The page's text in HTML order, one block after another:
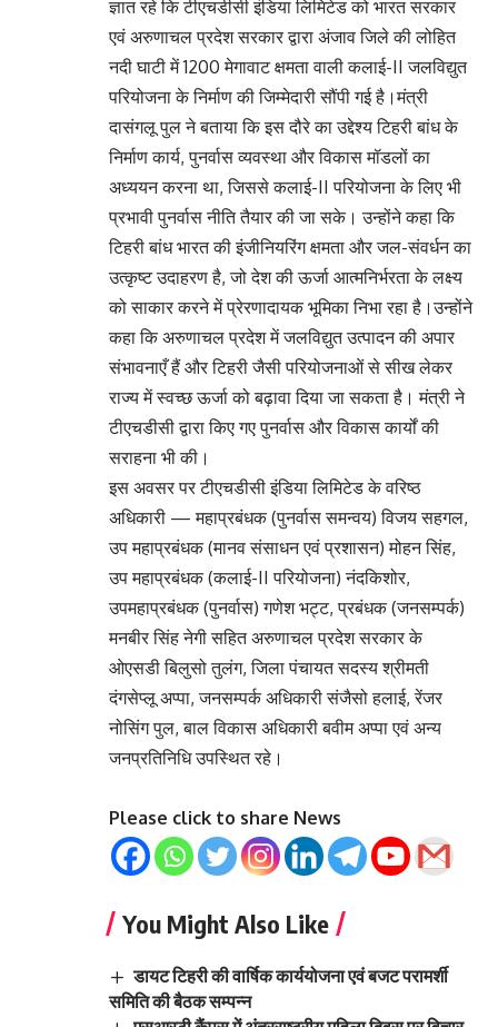
ज्ञात रहे कि टीएचडीसी इंडिया लिमिटेड को भारत सरकार
एवं अरुणाचल प्रदेश सरकार द्वारा अंजाव जिले की लोहित
नदी घाटी में 1200 मेगावाट क्षमता वाली कलाई-II जलविद्युत
परियोजना के निर्माण की जिम्मेदारी सौंपी गई है।मंत्री
दासंगलू पुल ने बताया कि इस दौरे का उद्देश्य टिहरी बांध के
निर्माण कार्य, पुनर्वास व्यवस्था और विकास मॉडलों का
अध्ययन करना था, जिससे कलाई-II परियोजना के लिए भी
प्रभावी पुनर्वास नीति तैयार की जा सके। उन्होंने कहा कि
टिहरी बांध भारत की इंजीनियरिंग क्षमता और जल-संवर्धन का
उत्कृष्ट उदाहरण है, जो देश की ऊर्जा आत्मनिर्भरता के लक्ष्य
को साकार करने में प्रेरणादायक भूमिका निभा रहा है।उन्होंने
कहा कि अरुणाचल प्रदेश में जलविद्युत उत्पादन की अपार
संभावनाएँ हैं और टिहरी जैसी परियोजनाओं से सीख लेकर
राज्य में स्वच्छ ऊर्जा को बढ़ावा दिया जा सकता है। मंत्री ने
टीएचडीसी द्वारा किए गए पुनर्वास और विकास कार्यों की
सराहना भी की।
इस अवसर पर टीएचडीसी इंडिया लिमिटेड के वरिष्ठ
अधिकारी — महाप्रबंधक (पुनर्वास समन्वय) विजय सहगल,
उप महाप्रबंधक (मानव संसाधन एवं प्रशासन) मोहन सिंह,
उप महाप्रबंधक (कलाई-II परियोजना) नंदकिशोर,
उपमहाप्रबंधक (पुनर्वास) गणेश भट्ट, प्रबंधक (जनसम्पर्क)
मनबीर सिंह नेगी सहित अरुणाचल प्रदेश सरकार के
ओएसडी बिलुसो तुलंग, जिला पंचायत सदस्य श्रीमती
दंगसेप्लू अप्पा, जनसम्पर्क अधिकारी संजैसो हलाई, रेंजर
नोसिंग पुल, बाल विकास अधिकारी बवीम अप्पा एवं अन्य
जनप्रतिनिधि उपस्थित रहे।
Please click to share News
You Might Also Like
डायट टिहरी की वार्षिक कार्ययोजना एवं बजट परामर्शी
समिति की बैठक सम्पन्न